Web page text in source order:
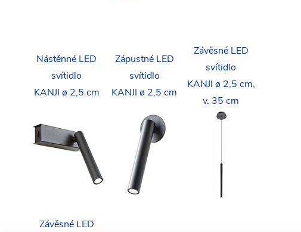
Nástěnné LED
svítidlo
KANJI ø 2,5 cm
Zápustné LED
svítidlo
KANJI ø 2,5 cm
Závěsné LED
svítidlo
KANJI ø 2,5 cm,
v. 35 cm
Závěsné LED